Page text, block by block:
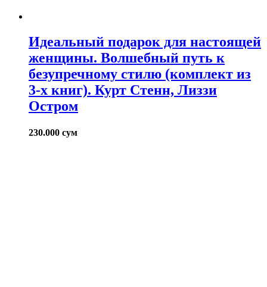
Идеальный подарок для настоящей
женщины. Волшебный путь к
безупречному стилю (комплект из
3-х книг). Курт Стенн, Лиззи
Остром
230.000 сум